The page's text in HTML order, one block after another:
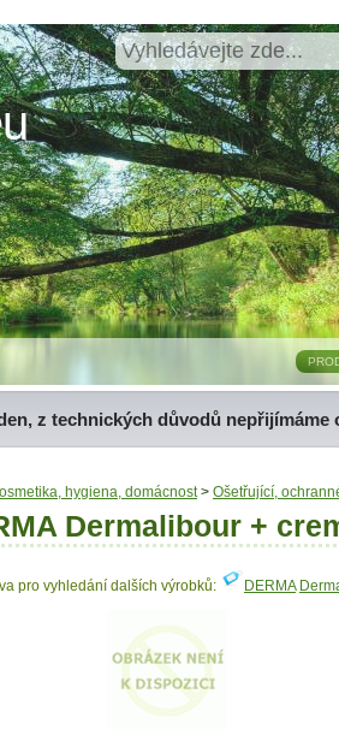
z technických důvodů nepřijímáme
hygiena, domácnost> Ošetřující,
Dermalibour +
pro vyhledání dalších výrobků: DERMA